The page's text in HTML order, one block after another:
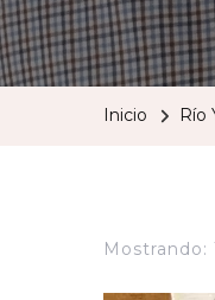
Inicio Río
Mostrando: